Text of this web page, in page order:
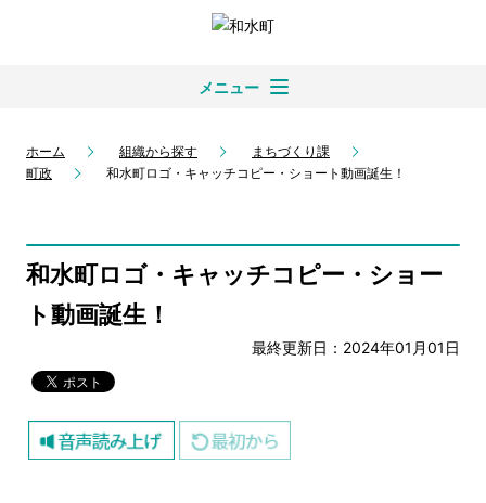
メニュー
ホーム 組織から探す
まちづくり課
町政
和水町ロゴ・キャッチコピー・ショート動画誕生！
和水町ロゴ・キャッチコピー・ショー
ト動画誕生！
最終更新日：2024年01月01日